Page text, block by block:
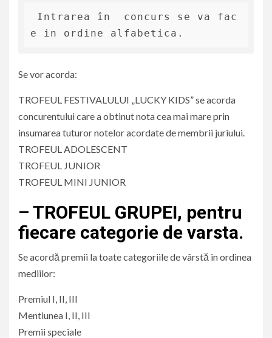
e in ordine alfabetica.
Se vor acorda:
TROFEUL FESTIVALULUI „LUCKY KIDS” se acorda
concurentului care a obtinut nota cea mai mare prin
insumarea tuturor notelor acordate de membrii juriului.
TROFEUL ADOLESCENT
TROFEUL JUNIOR
TROFEUL MINI JUNIOR
– TROFEUL GRUPEI, pentru
fiecare categorie de varsta.
Se acordă premii la toate categoriile de vârstă in ordinea
mediilor:
Premiul I, II, III
Mentiunea I, II, III
Premii speciale